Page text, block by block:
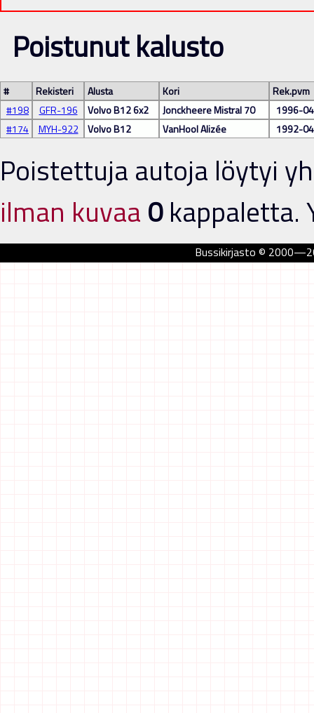
Poistunut kalusto
# Rekisteri Alusta Kori
Rek.pvm
#198
GFR-196 Volvo B12 6x2 Jonckheere Mistral 70
1996-
#174
MYH-922 Volvo B12 VanHool Alizée 1992-
Poistettuja autoja löytyi
ilman kuvaa 0kappaletta.
Bussikirjasto ©